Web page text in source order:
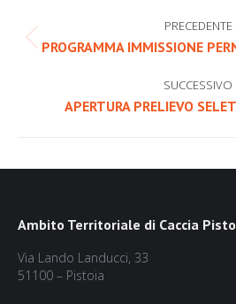
tra
post
PRECEDENTE
Post
PROGRAMMA IMMISSIONE
SUCCESSIVO
APERTURA PRELIEVO
Ambito Territoriale di Caccia
Via Lando Landucci, 33
51100 – Pistoia